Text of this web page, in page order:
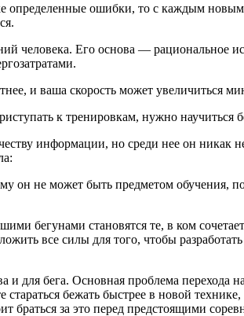
ошибки, то с каждым новым
Его основа — рациональное
и ваша скорость может увеличиться
к тренировкам, нужно научиться
информации, но среди нее он никак
он не может быть предметом обучения,
бегунами становятся те, в ком
все силы для того, чтобы
и для бега. Основная проблема
бежать быстрее в новой
браться за это перед предстоящими